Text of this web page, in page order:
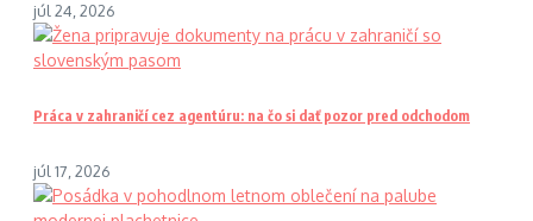
júl 24, 2026
Práca v zahraničí cez agentúru: na čo si dať pozor pred odchodom
júl 17, 2026